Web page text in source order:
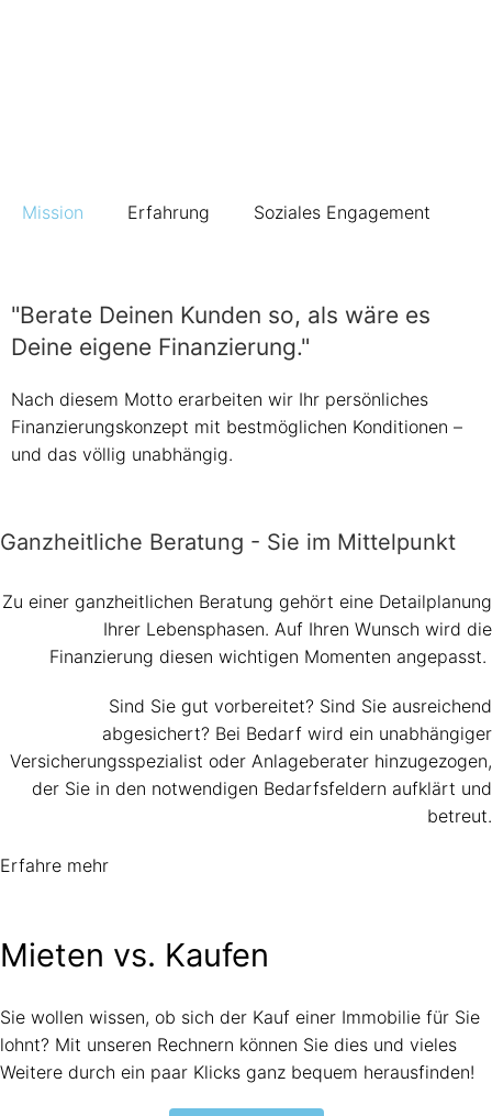
Mission Erfahrung Soziales Engagement
"Berate Deinen Kunden so, als wäre es
Deine eigene Finanzierung."
Nach diesem Motto erarbeiten wir Ihr persönliches
Finanzierungskonzept mit bestmöglichen Konditionen –
und das völlig unabhängig.
Ganzheitliche Beratung - Sie im Mittelpunkt
Zu einer ganzheitlichen Beratung gehört eine Detailplanung
Ihrer Lebensphasen. Auf Ihren Wunsch wird die
Finanzierung diesen wichtigen Momenten angepasst.
Sind Sie gut vorbereitet? Sind Sie ausreichend
abgesichert? Bei Bedarf wird ein unabhängiger
Versicherungsspezialist oder Anlageberater hinzugezogen,
der Sie in den notwendigen Bedarfsfeldern aufklärt und
betreut.
Erfahre mehr
Mieten vs. Kaufen
Sie wollen wissen, ob sich der Kauf einer Immobilie für Sie
lohnt? Mit unseren Rechnern können Sie dies und vieles
Weitere durch ein paar Klicks ganz bequem herausfinden!